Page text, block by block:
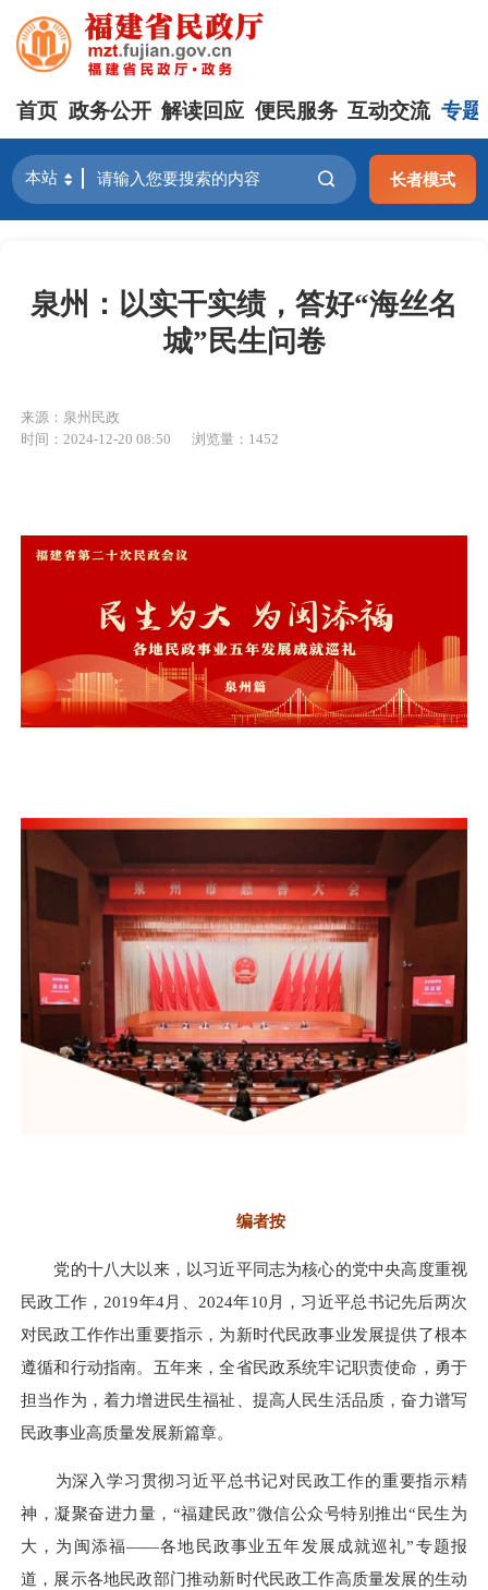
首页 政务公开 解读回应 便民服务 互动交流 专题
长者模式
泉州：以实干实绩，答好“海丝名
城”民生问卷
来源：泉州民政
时间：2024-12-20 08:50
浏览量：1452
编者按
党的十八大以来，以习近平同志为核心的党中央高度重视
民政工作，2019年4月、2024年10月，习近平总书记先后两次
对民政工作作出重要指示，为新时代民政事业发展提供了根本
遵循和行动指南。五年来，全省民政系统牢记职责使命，勇于
担当作为，着力增进民生福祉、提高人民生活品质，奋力谱写
民政事业高质量发展新篇章。
为深入学习贯彻习近平总书记对民政工作的重要指示精
神，凝聚奋进力量，“福建民政”微信公众号特别推出“民生为
大，为闽添福——各地民政事业五年发展成就巡礼”专题报
道，展示各地民政部门推动新时代民政工作高质量发展的生动